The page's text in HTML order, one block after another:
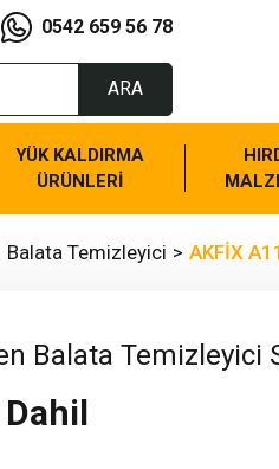
0542 659 56 78
ARA
YÜK KALDIRMA
ÜRÜNLERİ
Balata Temizleyici AKFİX
Balata Temizleyici